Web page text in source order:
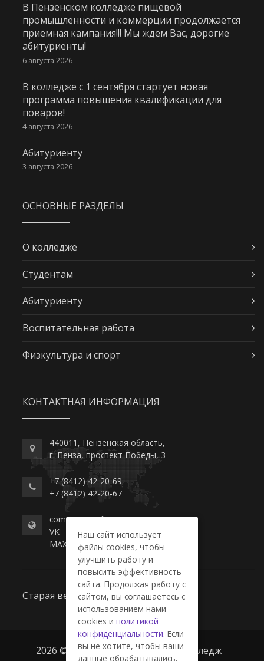
В Пензенском колледже пищевой
промышленности и коммерции продолжается
приемная кампания!!! Мы ждем Вас, дорогие
абитуриенты!
6 августа 2026
В колледже с 1 сентября стартует новая
программа повышения квалификации для
поваров!
4 августа 2026
Абитуриенту
3 августа 2026
ОСНОВНЫЕ РАЗДЕЛЫ
О колледже
Студентам
Абитуриенту
Воспитательная работа
Физкультура и спорт
КОНТАКТНАЯ ИНФОРМАЦИЯ
440011, Пензенская область,
г. Пенза, проспект Победы, 3
+7 (8412) 42-20-69
+7 (8412) 42-20-67
commerce-college.ru
VK
MAX
Старая версия сайта
2026 © ГАПОУ ПО "Пензенский колледж
Наш сайт использует
файлы cookies, чтобы
улучшить работу и
повысить эффективность
сайта. Продолжая работу с
сайтом, вы соглашаетесь с
использованием нами
cookies и политикой
конфиденциальности. Если
вы не хотите, чтобы ваши
данные обрабатывались,